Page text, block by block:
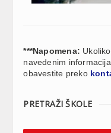
***Napomena:
navedenim
obavestite preko
PRETRAŽI ŠKOLE